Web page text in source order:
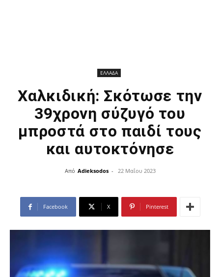
ΕΛΛΑΔΑ
Χαλκιδική: Σκότωσε την
39χρονη σύζυγό του
μπροστά στο παιδί τους
και αυτοκτόνησε
Από Adieksodos - 22 Μαΐου 2023
Facebook X Pinterest